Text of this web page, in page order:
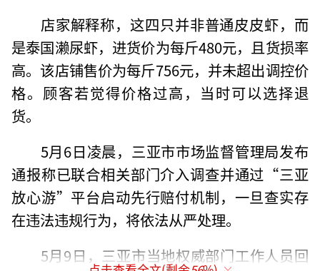
店家解释称，这四只并非普通皮皮虾，而
是泰国濑尿虾，进货价为每斤480元，且货损率
高。该店铺售价为每斤756元，并未超出调控价
格。顾客若觉得价格过高，当时可以选择退
货。
5月6日凌晨，三亚市市场监督管理局发布
通报称已联合相关部门介入调查并通过“三亚
放心游”平台启动先行赔付机制，一旦查实存
在违法违规行为，将依法从严处理。
5月9日，三亚市当地权威部门工作人员回